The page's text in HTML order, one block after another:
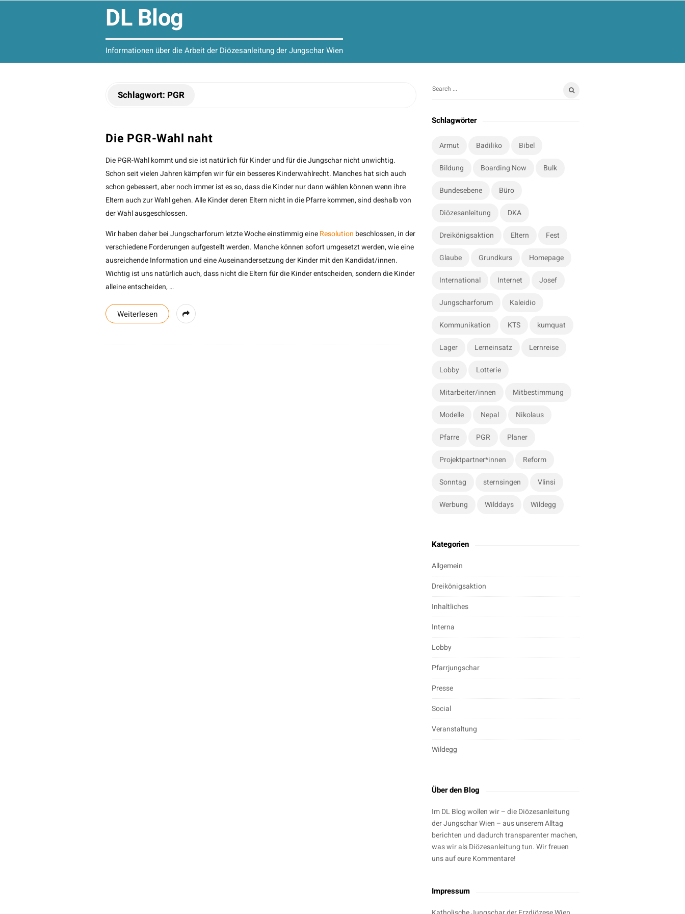
DL Blog
Informationen über die Arbeit der Diözesanleitung der Jungschar Wien
Schlagwort: PGR
Die PGR-Wahl naht
Die PGR-Wahl kommt und sie ist natürlich für Kinder und für die Jungschar nicht unwichtig.
Schon seit vielen Jahren kämpfen wir für ein besseres Kinderwahlrecht. Manches hat sich auch
schon gebessert, aber noch immer ist es so, dass die Kinder nur dann wählen können wenn ihre
Eltern auch zur Wahl gehen. Alle Kinder deren Eltern nicht in die Pfarre kommen, sind deshalb von
der Wahl ausgeschlossen.
Wir haben daher bei Jungscharforum letzte Woche einstimmig eineResolution beschlossen, in der
verschiedene Forderungen aufgestellt werden. Manche können sofort umgesetzt werden, wie eine
ausreichende Information und eine Auseinandersetzung der Kinder mit den Kandidat/innen.
Wichtig ist uns natürlich auch, dass nicht die Eltern für die Kinder entscheiden, sondern die Kinder
alleine entscheiden,…
Weiterlesen
S
t
S
a
Schlagwörter
Armut Badiliko Bibel
Bildung Boarding Now Bulk
Bundesebene Büro
Diözesanleitung DKA
Dreikönigsaktion Eltern Fest
Glaube Grundkurs Homepage
International Internet Josef
Jungscharforum Kaleidio
Kommunikation KTS kumquat
Lager Lerneinsatz Lernreise
Lobby Lotterie
Mitarbeiter/innen Mitbestimmung
Modelle Nepal Nikolaus
Pfarre PGR Planer
Projektpartner*innen Reform
Sonntag sternsingen Vlinsi
Werbung Wilddays Wildegg
Kategorien
Allgemein
Dreikönigsaktion
Inhaltliches
Interna
Lobby
Pfarrjungschar
Presse
Social
Veranstaltung
Wildegg
Über den Blog
Im DL Blog wollen wir – die Diözesanleitung
der Jungschar Wien – aus unserem Alltag
berichten und dadurch transparenter machen,
was wir als Diözesanleitung tun. Wir freuen
uns auf eure Kommentare!
Impressum